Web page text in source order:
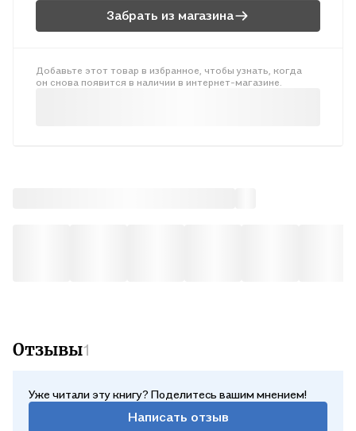
создает Свой мир. .Забрать из магазина
Добавьте этот товар в избранное, чтобы узнать, когда
он снова появится в наличии в интернет-магазине.
Отзывы1
Уже читали эту книгу? Поделитесь вашим мнением!
Написать отзыв